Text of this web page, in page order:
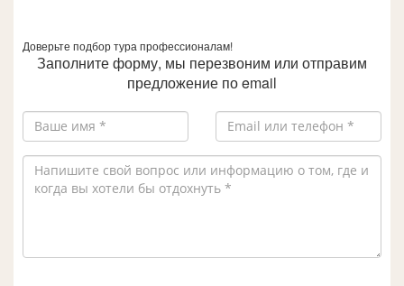
Доверьте подбор тура профессионалам!
Заполните форму, мы перезвоним или отправим
предложение по email